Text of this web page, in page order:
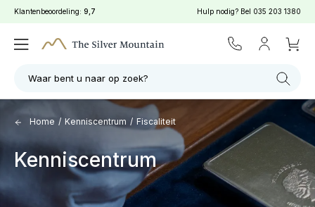
Klantenbeoordeling: 9,7 Hulp nodig? Bel 035 203 1380
Waar bent u naar op zoek?
Home / Kenniscentrum / Fiscaliteit
Kenniscentrum